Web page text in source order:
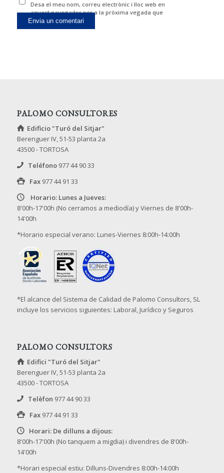
Desa el meu nom, correu electrònic i lloc web en
aquest navegador per a la pròxima vegada que
comenti.
PALOMO CONSULTORES
Edificio "Turó del Sitjar"
Berenguer IV, 51-53 planta 2a
43500 - TORTOSA
Teléfono 977 44 90 33
Fax 977 44 91 33
Horario: Lunes a Jueves:
8'00h-17'00h (No cerramos a mediodía) y Viernes de 8'00h-
14'00h
*Horario especial verano: Lunes-Viernes 8:00h-14:00h
*El alcance del Sistema de Calidad de Palomo Consultors, SL
incluye los servicios siguientes: Laboral, Jurídico y Seguros
PALOMO CONSULTORS
Edifici "Turó del Sitjar"
Berenguer IV, 51-53 planta 2a
43500 - TORTOSA
Telèfon 977 44 90 33
Fax 977 44 91 33
Horari: De dilluns a dijous:
8'00h-17'00h (No tanquem a migdia) i divendres de 8'00h-
14'00h
*Horari especial estiu: Dilluns-Divendres 8:00h-14:00h